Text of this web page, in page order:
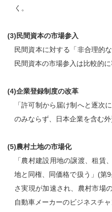
く。
(3)民間資本の市場参入
民間資本に対する「非合理的
民間資本の市場参入は比較的に
(4)企業登録制度の改革
「許可制から届け制へと逐次
のみならず、日本企業を含む
(5)農村土地の市場化
「農村建設用地の譲渡、租賃
地と同権、同価格で扱う」(第
さ実現が加速され、農村市場
自動車メーカーのビジネスチ